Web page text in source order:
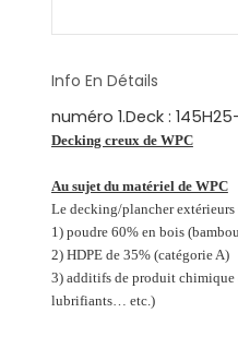
Info En Détails
numéro 1.Deck :
Decking creux de WPC
Au sujet du matériel de WPC
Le decking/plancher
1) poudre 60% en bois
2) HDPE de 35% (catégorie A)
3) additifs de produit chimique
lubrifiants… etc.)